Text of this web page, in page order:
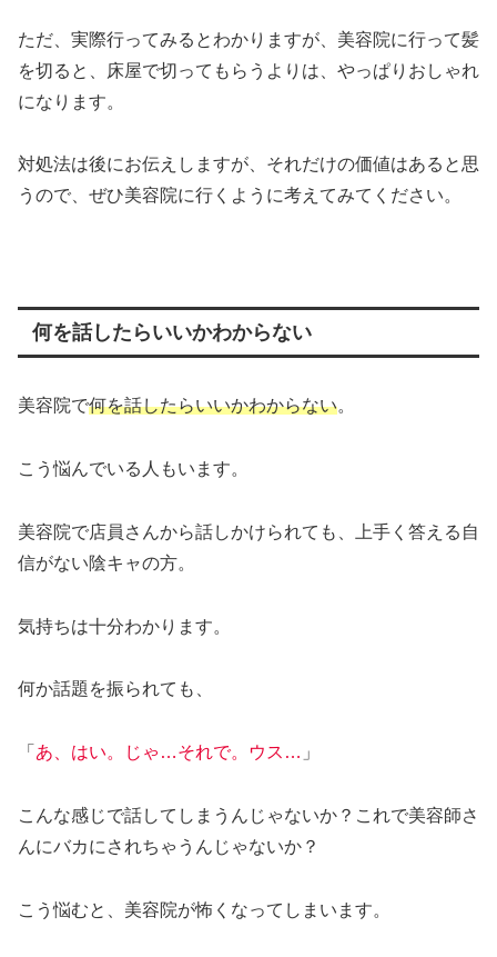
ただ、実際行ってみるとわかりますが、美容院に行って髪
を切ると、床屋で切ってもらうよりは、やっぱりおしゃれ
になります。
対処法は後にお伝えしますが、それだけの価値はあると思
うので、ぜひ美容院に行くように考えてみてください。
何を話したらいいかわからない
美容院で何を話したらいいかわからない。
こう悩んでいる人もいます。
美容院で店員さんから話しかけられても、上手く答える自
信がない陰キャの方。
気持ちは十分わかります。
何か話題を振られても、
「 あ、はい。じゃ…それで。ウス… 」
こんな感じで話してしまうんじゃないか？これで美容師さ
んにバカにされちゃうんじゃないか？
こう悩むと、美容院が怖くなってしまいます。